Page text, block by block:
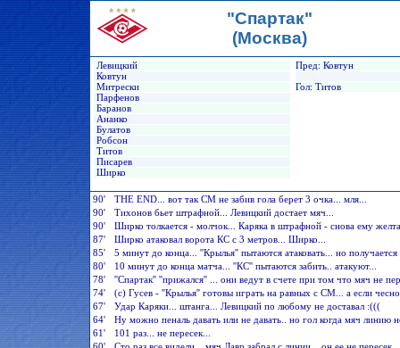
"Спартак"
(Москва)
Левицкий
Ковтун
Митрески
Парфенов
Баранов
Ананко
Булатов
Робсон
Титов
Писарев
Ширко
Пред: Ковтун
Гол: Титов
90'
THE END... вот так СМ не забив гола берет 3 очка... мля...
90'
Тихонов бьет штрафной... Левицкий достает мяч...
90'
Ширко толкается - молчок... Каряка в штрафной - снова ему
87'
Ширко атаковал ворота КС с 3 метров... Ширко...
85'
5 минут до конца... ''Крылья'' пытаются атаковать... но
80'
10 минут до конца матча... ''КС'' пытаются забить.. атакуют...
78'
''Спартак'' ''прижался'' ... они ведут в счете при том что мяч не
74'
(с) Гусев - ''Крылья'' готовы играть на равных с СМ... а если
67'
Удар Каряки... штанга... Левицкий по любому не доставал :(((
64'
Ну можно пеналь давать или не давать.. но гол когда мяч линию
61'
101 раз... не пересек...